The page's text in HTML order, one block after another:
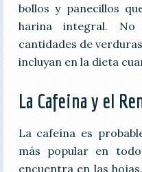
bollos y panecillos
harina integral. No
cantidades de
incluyan en la dieta
La Cafeina y el
La cafeína es
más popular en
encuentra en las